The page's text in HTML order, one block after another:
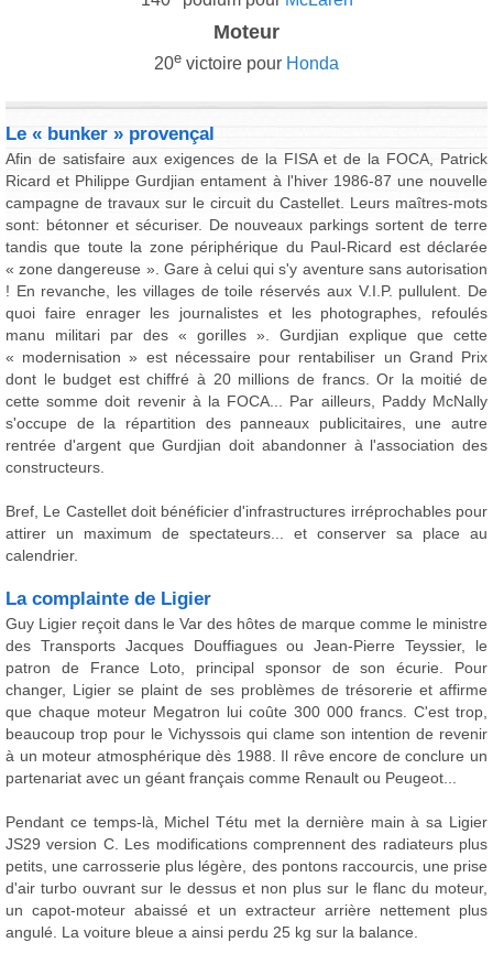
Moteur
20e victoire pour Honda
Le « bunker » provençal
Afin de satisfaire aux exigences de la FISA et de la FOCA, Patrick
Ricard et Philippe Gurdjian entament à l'hiver 1986-87 une nouvelle
campagne de travaux sur le circuit du Castellet. Leurs maîtres-mots
sont: bétonner et sécuriser. De nouveaux parkings sortent de terre
tandis que toute la zone périphérique du Paul-Ricard est déclarée
« zone dangereuse ». Gare à celui qui s'y aventure sans autorisation
! En revanche, les villages de toile réservés aux V.I.P. pullulent. De
quoi faire enrager les journalistes et les photographes, refoulés
manu militari par des « gorilles ». Gurdjian explique que cette
« modernisation » est nécessaire pour rentabiliser un Grand Prix
dont le budget est chiffré à 20 millions de francs. Or la moitié de
cette somme doit revenir à la FOCA... Par ailleurs, Paddy McNally
s'occupe de la répartition des panneaux publicitaires, une autre
rentrée d'argent que Gurdjian doit abandonner à l'association des
constructeurs.
Bref, Le Castellet doit bénéficier d'infrastructures irréprochables pour
attirer un maximum de spectateurs... et conserver sa place au
calendrier.
La complainte de Ligier
Guy Ligier reçoit dans le Var des hôtes de marque comme le ministre
des Transports Jacques Douffiagues ou Jean-Pierre Teyssier, le
patron de France Loto, principal sponsor de son écurie. Pour
changer, Ligier se plaint de ses problèmes de trésorerie et affirme
que chaque moteur Megatron lui coûte 300 000 francs. C'est trop,
beaucoup trop pour le Vichyssois qui clame son intention de revenir
à un moteur atmosphérique dès 1988. Il rêve encore de conclure un
partenariat avec un géant français comme Renault ou Peugeot...
Pendant ce temps-là, Michel Tétu met la dernière main à sa Ligier
JS29 version C. Les modifications comprennent des radiateurs plus
petits, une carrosserie plus légère, des pontons raccourcis, une prise
d'air turbo ouvrant sur le dessus et non plus sur le flanc du moteur,
un capot-moteur abaissé et un extracteur arrière nettement plus
angulé. La voiture bleue a ainsi perdu 25 kg sur la balance.